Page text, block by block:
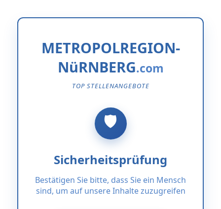
METROPOLREGION-
NüRNBERG
TOP STELLENANGEBOTE
Sicherheitsprüfung
Bestätigen Sie bitte, dass Sie ein Mensch
sind, um auf unsere Inhalte zuzugreifen